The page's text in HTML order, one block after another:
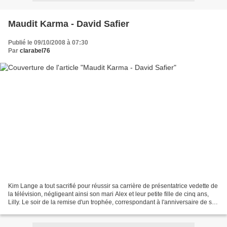
Maudit Karma - David Safier
Publié le 09/10/2008 à 07:30
Par clarabel76
Kim Lange a tout sacrifié pour réussir sa carrière de présentatrice vedette de
la télévision, négligeant ainsi son mari Alex et leur petite fille de cinq ans,
Lilly. Le soir de la remise d'un trophée, correspondant à l'anniversaire de son